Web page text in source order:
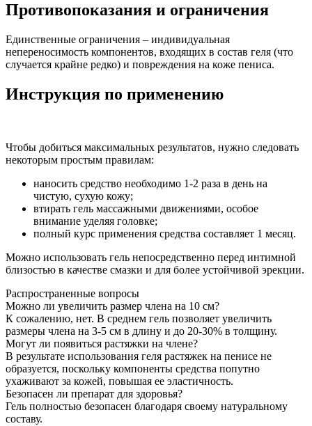
Противопоказания и ограничения
Единственные ограничения – индивидуальная
непереносимость компонентов, входящих в состав геля (что
случается крайне редко) и повреждения на коже пениса.
Инструкция по применению
Чтобы добиться максимальных результатов, нужно следовать
некоторым простым правилам:
наносить средство необходимо 1-2 раза в день на
чистую, сухую кожу;
втирать гель массажными движениями, особое
внимание уделяя головке;
полный курс применения средства составляет 1 месяц.
Можно использовать гель непосредственно перед интимной
близостью в качестве смазки и для более устойчивой эрекции.
Распространенные вопросы
Можно ли увеличить размер члена на 10 см?
К сожалению, нет. В среднем гель позволяет увеличить
размеры члена на 3-5 см в длину и до 20-30% в толщину.
Могут ли появиться растяжки на члене?
В результате использования геля растяжек на пенисе не
образуется, поскольку компоненты средства попутно
ухаживают за кожей, повышая ее эластичность.
Безопасен ли препарат для здоровья?
Гель полностью безопасен благодаря своему натуральному
составу.